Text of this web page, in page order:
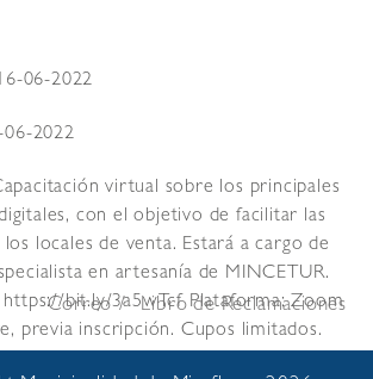
16-06-2022
06-2022
virtual sobre los principales
con el objetivo de facilitar las
locales de venta. Estará a cargo de
en artesanía de MINCETUR.
https://bit.ly/3a5wTcf Plataforma: Zoom
previa inscripción. Cupos limitados.
Correo Libro de Reclamaciones